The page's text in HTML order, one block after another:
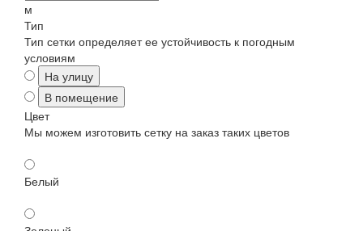
м
Тип
Тип сетки определяет ее устойчивость к погодным
условиям
На улицу
В помещение
Цвет
Мы можем изготовить сетку на заказ таких цветов
Белый